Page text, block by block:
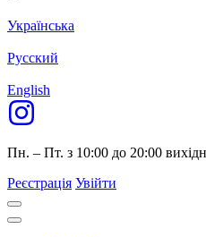
Українська
Русский
English
Пн. – Пт. з 10:00 до 20:00
Реєстрація Увійти